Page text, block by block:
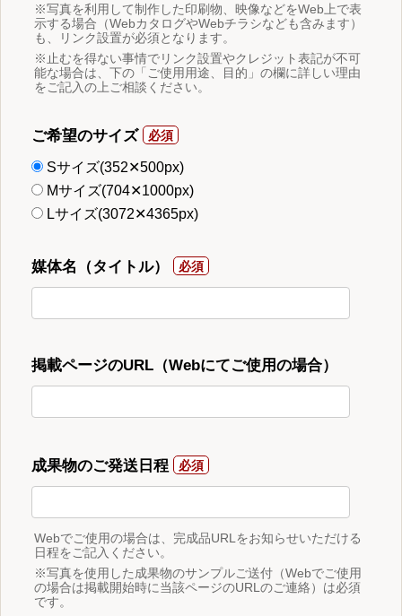
※写真を利用して制作した印刷物、映像などをWeb上で表
示する場合（WebカタログやWebチラシなども含みます）
も、リンク設置が必須となります。
※止むを得ない事情でリンク設置やクレジット表記が不可
能な場合は、下の「ご使用用途、目的」の欄に詳しい理由
をご記入の上ご相談ください。
ご希望のサイズ
Sサイズ(352✕500px)
Mサイズ(704✕1000px)
Lサイズ(3072✕4365px)
媒体名（タイトル）
掲載ページのURL（Webにてご使用の場合）
成果物のご発送日程
Webでご使用の場合は、完成品URLをお知らせいただける
日程をご記入ください。
※写真を使用した成果物のサンプルご送付（Webでご使用
の場合は掲載開始時に当該ページのURLのご連絡）は必須
です。